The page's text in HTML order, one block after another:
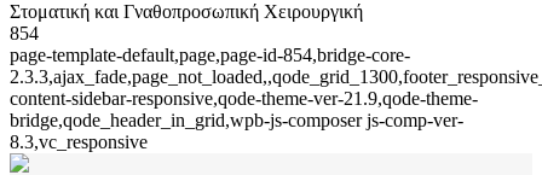
Στοματική και Γναθοπροσωπική Χειρουργική
854
page-template-default,page,page-id-854,bridge-core-
content-sidebar-responsive,qode-theme-ver-21.9,qode-theme-
bridge,qode_header_in_grid,wpb-js-composer js-comp-ver-
8.3,vc_responsive